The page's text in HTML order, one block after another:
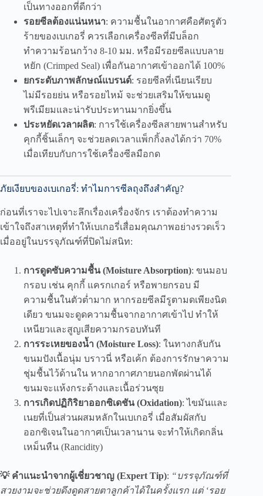
เป็นทางออกที่ดีกว่า
รอยซีลต้องแน่นหนา: ความชื้นในอากาศคือศัตรูตัว
ร้ายของเบเกอรี่ ควรเลือกเครื่องซีลที่มีบล็อก
ทำความร้อนกว้าง 8-10 มม. หรือมีรอยซีลแบบลาย
หยัก (Crimped Seal) เพื่อกันอากาศเข้าออกได้ 100%
ยกระดับภาพลักษณ์แบรนด์: รอยซีลที่เนียนเรียบ
ไม่มีรอยย่น หรือรอยไหม้ จะช่วยเสริมให้ขนมดู
พรีเมียมและน่ารับประทานมากยิ่งขึ้น
ประหยัดเวลาผลิต: การใช้เครื่องซีลสายพานสำหรับ
คุกกี้ชิ้นเล็กๆ จะช่วยลดเวลาแพ็กกิ้งลงได้กว่า 70%
เมื่อเทียบกับการใช้เครื่องซีลมือกด
ภัยเงียบของเบเกอรี่: ทำไมการซีลถุงถึงสำคัญ?
ก่อนที่เราจะไปเจาะลึกเรื่องเครื่องจักร เราต้องทำความ
เข้าใจถึงสาเหตุที่ทำให้เบเกอรี่เสื่อมคุณภาพอย่างรวดเร็ว
เมื่ออยู่ในบรรจุภัณฑ์ที่ปิดไม่สนิท:
การดูดซับความชื้น (Moisture Absorption): ขนมอบ
กรอบ เช่น คุกกี้ แครกเกอร์ หรือพายกรอบ มี
ความชื้นในตัวต่ำมาก หากรอยซีลมีรูตามดเพียงนิด
เดียว ขนมจะดูดความชื้นจากอากาศเข้าไป ทำให้
เหนียวและสูญเสียความกรอบทันที
การระเหยของน้ำ (Moisture Loss): ในทางกลับกัน
ขนมปังเนื้อนุ่ม บราวนี่ หรือเค้ก ต้องการรักษาความ
ชุ่มชื้นไว้ด้านใน หากอากาศภายนอกพัดผ่านได้
ขนมจะแห้งกระด้างและเนื้อร่วนซุย
การเกิดปฏิกิริยาออกซิเดชัน (Oxidation): ไขมันและ
เนยที่เป็นส่วนผสมหลักในเบเกอรี่ เมื่อสัมผัสกับ
ออกซิเจนในอากาศเป็นเวลานาน จะทำให้เกิดกลิ่น
เหม็นหืน (Rancidity)
💡 คำแนะนำจากผู้เชี่ยวชาญ (Expert Tip): “บรรจุภัณฑ์ที่
สวยงามจะช่วยดึงดูดสายตาลูกค้าได้ในครั้งแรก แต่ ‘รอย